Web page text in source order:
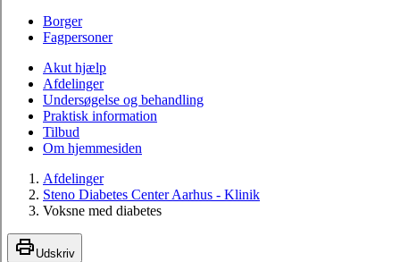
Borger
Fagpersoner
Akut hjælp
Afdelinger
Undersøgelse og behandling
Praktisk information
Tilbud
Om hjemmesiden
Afdelinger
Steno Diabetes Center Aarhus - Klinik
Voksne med diabetes
Udskriv